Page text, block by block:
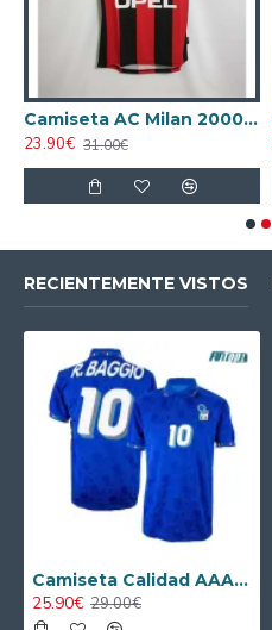
Camiseta AC Milan 2000/2001 Local Retro
23.90€ 31.00€
RECIENTEMENTE VISTOS
Camiseta Calidad AAA R.BAGGIO 10 Italia Home 1994 Retro Clasico
25.90€ 29.00€